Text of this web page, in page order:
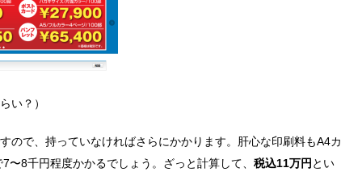
い？）
ので、持っていなければさらにかかります。肝心な印刷料もA4カ
〜8千円程度かかるでしょう。ざっと計算して、 税込11万円 とい